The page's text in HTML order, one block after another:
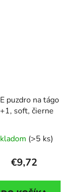
puzdro na tágo
soft, čierne
(>5 ks)
€9,72